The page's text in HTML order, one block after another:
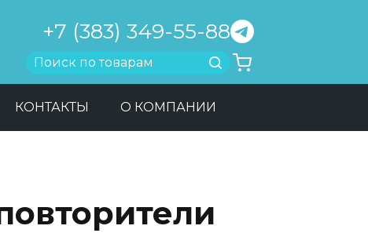
+7 (383) 349-55-88
Найти
КОНТАКТЫ О КОМПАНИИ